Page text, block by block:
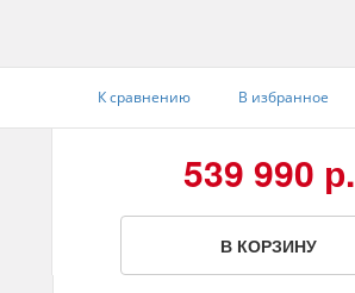
К сравнению В избранное
539 990 р.
В КОРЗИНУ